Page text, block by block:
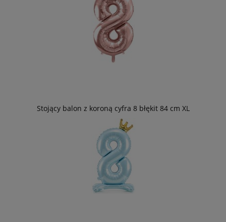
Stojący balon z koroną cyfra 8 błękit 84 cm XL